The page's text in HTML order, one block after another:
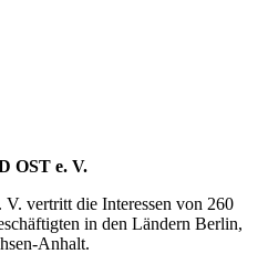
OST e. V.
vertritt die Interessen von 260
in den Ländern Berlin,
Anhalt.